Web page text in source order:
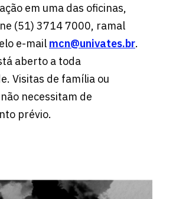
em uma das oficinas,
(51) 3714 7000, ramal
e-mail mcn@univates.br.
aberto a toda
Visitas de família ou
necessitam de
prévio.